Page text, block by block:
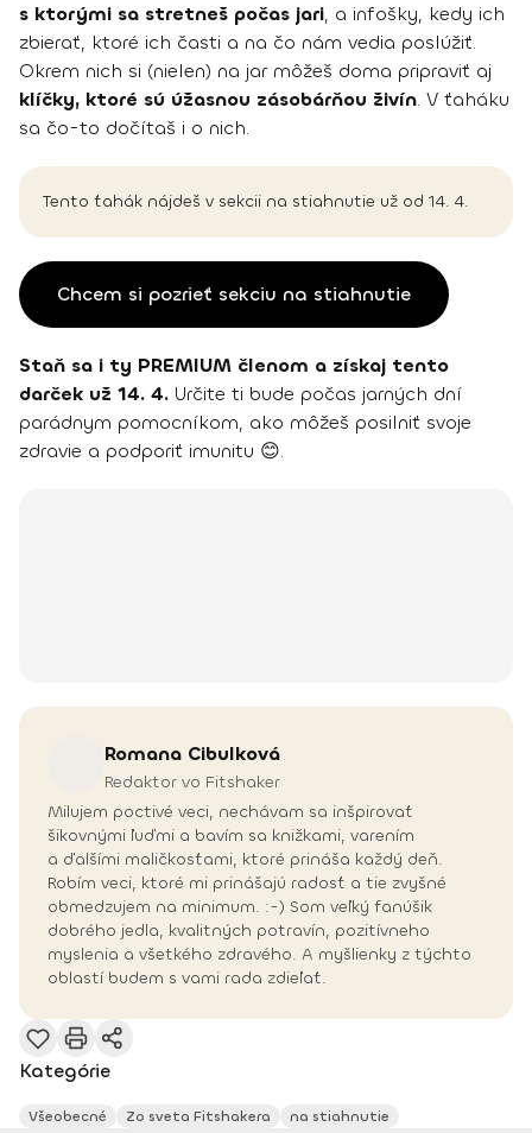
s ktorými sa stretneš počas jari, a infošky, kedy ich
zbierať, ktoré ich časti a na čo nám vedia poslúžiť.
Okrem nich si (nielen) na jar môžeš doma pripraviť aj
klíčky, ktoré sú úžasnou zásobárňou živín. V ťaháku
sa čo-to dočítaš i o nich.
Tento ťahák nájdeš v sekcii na stiahnutie už od 14. 4.
Chcem si pozrieť sekciu na stiahnutie
Staň sa i ty PREMIUM členom a získaj tento
darček už 14. 4. Určite ti bude počas jarných dní
parádnym pomocníkom, ako môžeš posilniť svoje
zdravie a podporiť imunitu 😊.
Romana Cibulková
Redaktor vo Fitshaker
Milujem poctivé veci, nechávam sa inšpirovať
šikovnými ľuďmi a bavím sa knižkami, varením
a ďalšími maličkosťami, ktoré prináša každý deň.
Robím veci, ktoré mi prinášajú radosť a tie zvyšné
obmedzujem na minimum. :-) Som veľký fanúšik
dobrého jedla, kvalitných potravín, pozitívneho
myslenia a všetkého zdravého. A myšlienky z týchto
oblastí budem s vami rada zdieľať.
Kategórie
Všeobecné Zo sveta Fitshakera na stiahnutie